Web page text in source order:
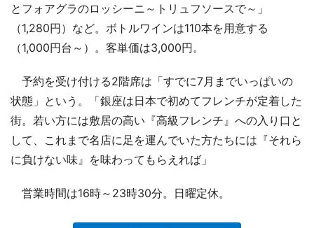
とフォアグラのロッシーニ～トリュフソースで～」
（1,280円）など。ボトルワインは110本を用意する
（1,000円台～）。客単価は3,000円。
予約を受け付ける2階席は「すでに7月までいっぱいの
状態」という。「銀座は日本で初めてフレンチが定着した
街。若い方には敷居の高い『高級フレンチ』への入り口と
して、これまで名店に足を運んでいた方たちには『それら
に負けない味』を味わってもらえれば」
営業時間は16時～23時30分。日曜定休。